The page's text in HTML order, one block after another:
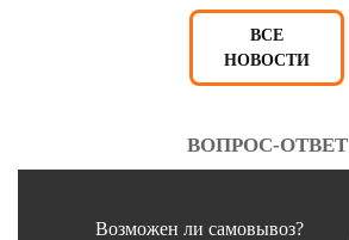
ВСЕ
НОВОСТИ
ВОПРОС-ОТВЕТ
Возможен ли самовывоз?